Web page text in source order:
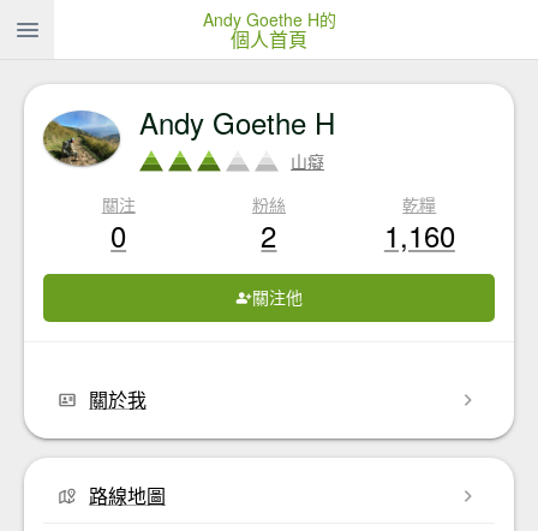
Andy Goethe H的
個人首頁
Andy Goethe H
山癡
關注
0
粉絲
2
乾糧
1,160
關注他
關於我
路線地圖